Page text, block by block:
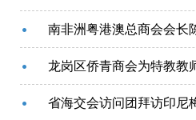
南非洲粤港澳总商会会长
龙岗区侨青商会为特教教
省海交会访问团拜访印尼